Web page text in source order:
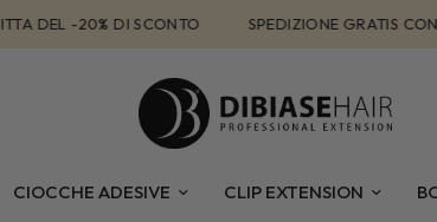
-20% DI SCONTO SPEDIZIONE GRATIS CON
CIOCCHE ADESIVE CLIP EXTENSION